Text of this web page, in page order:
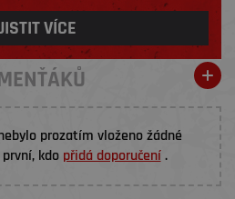
VÍCE
prozatím vloženo žádné
kdo přidá doporučení.